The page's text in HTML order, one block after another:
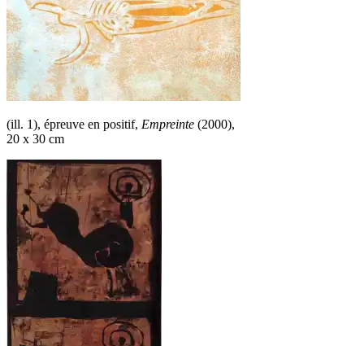
(ill. 1), épreuve en positif, Empreinte (2000),
20 x 30 cm